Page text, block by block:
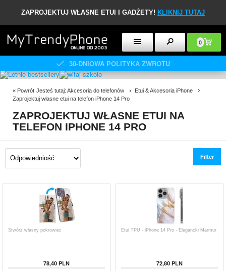
ZAPROJEKTUJ WŁASNE ETUI I GADŻETY! KLIKNIJ TUTAJ
0
30-DNIOWA POLITYKA ZWROTU
« Powrót Jesteś tutaj: Akcesoria do telefonów
Etui & Akcesoria iPhone
Zaprojektuj własne etui na telefon iPhone 14 Pro
ZAPROJEKTUJ WŁASNE ETUI NA
TELEFON IPHONE 14 PRO
Filter
Stwórz własny pokrowiec
78,40 PLN
Etui TPU - iPhone 14 Pro - Elegancki Marmur
72,80 PLN